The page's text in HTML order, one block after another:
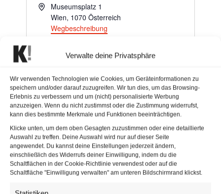
Verwalte deine Privatsphäre
Wir verwenden Technologien wie Cookies, um Geräteinformationen zu
speichern und/oder darauf zuzugreifen. Wir tun dies, um das Browsing-
Erlebnis zu verbessern und um (nicht) personalisierte Werbung
anzuzeigen. Wenn du nicht zustimmst oder die Zustimmung widerrufst,
kann dies bestimmte Merkmale und Funktionen beeinträchtigen.
Klicke unten, um dem oben Gesagten zuzustimmen oder eine detaillierte
Auswahl zu treffen. Deine Auswahl wird nur auf dieser Seite
angewendet. Du kannst deine Einstellungen jederzeit ändern,
einschließlich des Widerrufs deiner Einwilligung, indem du die
Schaltflächen in der Cookie-Richtlinie verwendest oder auf die
Schaltfläche "Einwilligung verwalten" am unteren Bildschirmrand klickst.
AdresseMuseumsplatz 1
Wien, 1070 Österreich
Wegbeschreibung
Hofstallungen angelegten Gebäude
wurden 1922 zum Messepalast
umfunktioniert und entsprechend
adaptiert. Im April 1998 begann der
Umbau zum MQ. Das
MuseumsQuartier Wien ist mit rund 60
kulturellen Einrichtungen, 90.000 m²
und 60 kulturellen Institutionen nicht
nur eines der weltweit größten Kunst-